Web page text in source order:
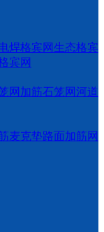
焊格宾网生态格宾
宾网
网 加筋石笼网河道
麦克垫路面加筋网